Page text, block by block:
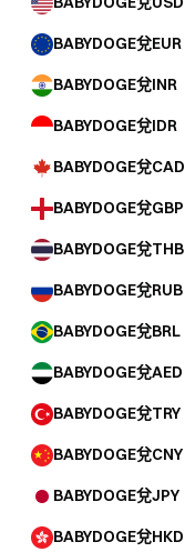
BABYDOGE兌EUR
BABYDOGE兌INR
BABYDOGE兌IDR
BABYDOGE兌CAD
BABYDOGE兌GBP
BABYDOGE兌THB
BABYDOGE兌RUB
BABYDOGE兌BRL
BABYDOGE兌AED
BABYDOGE兌TRY
BABYDOGE兌CNY
BABYDOGE兌JPY
BABYDOGE兌HKD